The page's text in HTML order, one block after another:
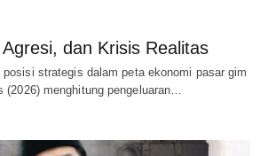
dan Krisis Realitas
posisi strategis dalam peta ekonomi pasar gim
(2026) menghitung pengeluaran…